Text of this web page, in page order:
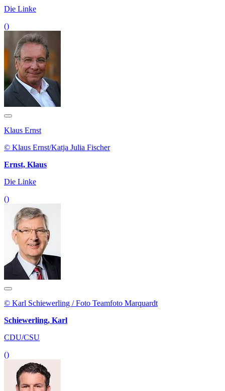
Die Linke
()
Klaus Ernst
© Klaus Ernst/Katja Julia Fischer
Ernst, Klaus
Die Linke
()
© Karl Schiewerling / Foto Teamfoto Marquardt
Schiewerling, Karl
CDU/CSU
()